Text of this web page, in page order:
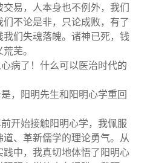
易，人本身也不例外，我们
不论是非，只论成败，有了
们失魂落魄。诸神已死，钱
芜。
病了！什么可以医治时代的
，阳明先生和阳明心学重回
开始接触阳明心学，我佩服
、革新儒学的理论勇气。从
中，我真切地体悟了阳明心